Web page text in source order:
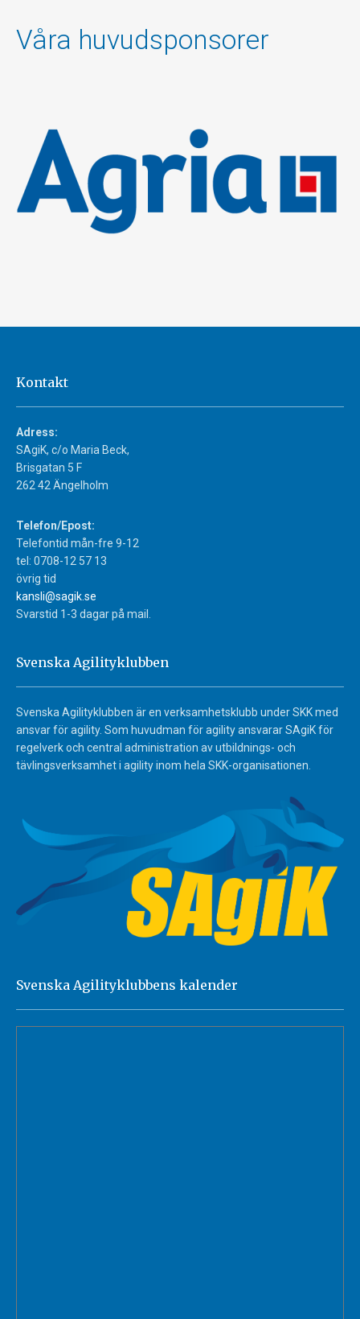
Våra huvudsponsorer
Kontakt
Adress:
SAgiK, c/o Maria Beck,
Brisgatan 5 F
262 42 Ängelholm
Telefon/Epost:
Telefontid mån-fre 9-12
tel: 0708-12 57 13
övrig tid
kansli@sagik.se
Svarstid 1-3 dagar på mail.
Svenska Agilityklubben
Svenska Agilityklubben är en verksamhetsklubb under SKK med
ansvar för agility. Som huvudman för agility ansvarar SAgiK för
regelverk och central administration av utbildnings- och
tävlingsverksamhet i agility inom hela SKK-organisationen.
Svenska Agilityklubbens kalender